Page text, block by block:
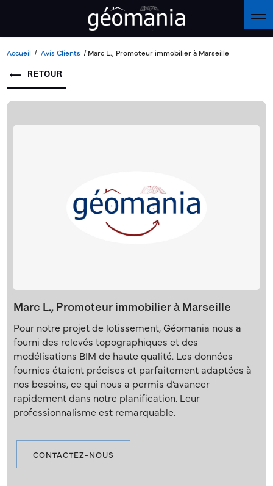
Accueil Avis Clients Marc L., Promoteur immobilier à Marseille
RETOUR
Marc L., Promoteur immobilier à Marseille
Pour notre projet de lotissement, Géomania nous a
fourni des relevés topographiques et des
modélisations BIM de haute qualité. Les données
fournies étaient précises et parfaitement adaptées à
nos besoins, ce qui nous a permis d’avancer
rapidement dans notre planification. Leur
professionnalisme est remarquable.
CONTACTEZ-NOUS
Panneau de gestion des cookies